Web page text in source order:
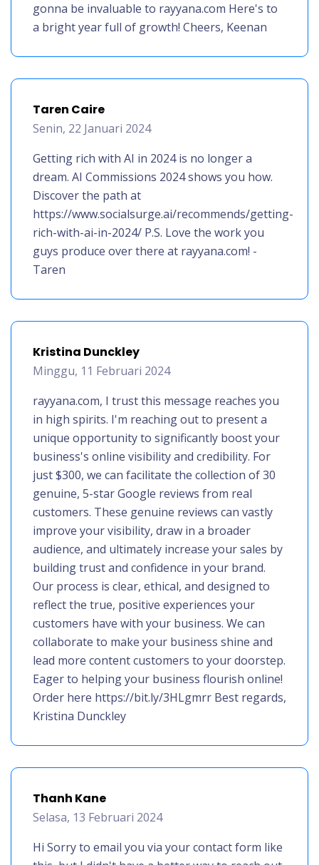
gonna be invaluable to rayyana.com Here's to
a bright year full of growth! Cheers, Keenan
Taren Caire
Senin, 22 Januari 2024
Getting rich with AI in 2024 is no longer a
dream. AI Commissions 2024 shows you how.
Discover the path at
https://www.socialsurge.ai/recommends/getting-
rich-with-ai-in-2024/ P.S. Love the work you
guys produce over there at rayyana.com! -
Taren
Kristina Dunckley
Minggu, 11 Februari 2024
rayyana.com, I trust this message reaches you
in high spirits. I'm reaching out to present a
unique opportunity to significantly boost your
business's online visibility and credibility. For
just $300, we can facilitate the collection of 30
genuine, 5-star Google reviews from real
customers. These genuine reviews can vastly
improve your visibility, draw in a broader
audience, and ultimately increase your sales by
building trust and confidence in your brand.
Our process is clear, ethical, and designed to
reflect the true, positive experiences your
customers have with your business. We can
collaborate to make your business shine and
lead more content customers to your doorstep.
Eager to helping your business flourish online!
Order here https://bit.ly/3HLgmrr Best regards,
Kristina Dunckley
Thanh Kane
Selasa, 13 Februari 2024
Hi Sorry to email you via your contact form like